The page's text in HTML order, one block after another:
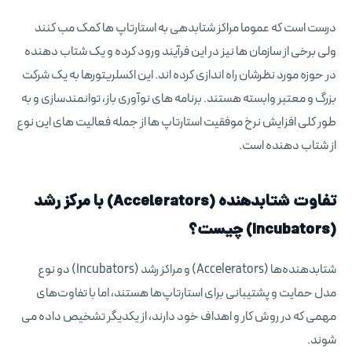
درست است که عموما مراکز شتابدهی به استارتاپ ها کمک مب کنند
ولی برخی از سازمان ها نیز در این فرآیند ورود کرده و یک شتاب دهنده
در حوزه مورد نظرشان راه اندازی کرده اند. این اکسلریتورها به یک شرکت
بزرگ و معتبر وابسته هستند. برنامه های نوآوری باز، توانمندسازی و به
طور کلی افزایش نرخ موفقیت استارتاپ ها از جمله فعالیت های این نوع
از شتاب دهنده است.
تفاوت شتابدهنده (Accelerators) با مرکز رشد
(Incubators) چیست؟
شتابدهنده‌ها (Accelerators) و مراکز رشد (Incubators) دو نوع
مدل حمایت و پشتیبانی برای استارتاپ‌ها هستند، اما با تفاوت‌های
مهمی که در روش کار و اهداف خود دارند، از یکدیگر تشخیص داده می
شوند.